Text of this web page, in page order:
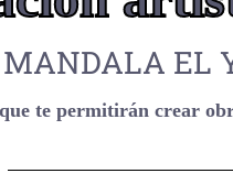
EL
te permitirán crear